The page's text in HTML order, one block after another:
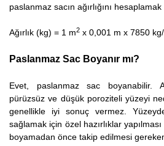
paslanmaz sacın ağırlığını
Ağırlık (kg) = 1 m2 x 0,001 m x 7850
Paslanmaz Sac Boyanır mı?
Evet, paslanmaz sac boyanabilir.
pürüzsüz ve düşük poroziteli yüzeyi
genellikle iyi sonuç vermez.
sağlamak için özel hazırlıklar
boyamadan önce takip edilmesi